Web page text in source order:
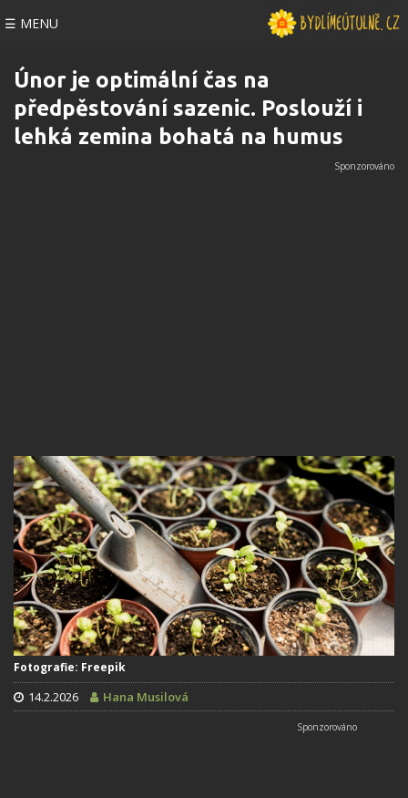
☰ MENU
Únor je optimální čas na
předpěstování sazenic. Poslouží i
lehká zemina bohatá na humus
Fotografie: Freepik
14.2.2026 Hana Musilová